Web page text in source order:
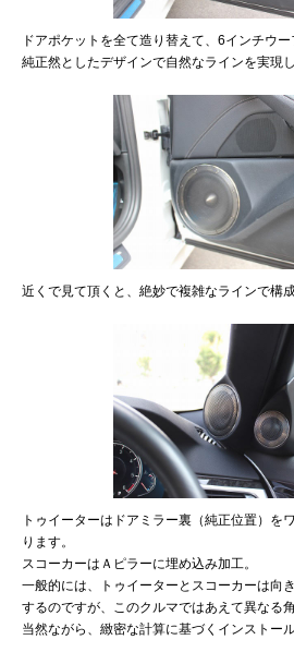
ドアポケットを全て造り替えて、6インチウー
純正然としたデザインで自然なラインを実現し
近くで見て頂くと、絶妙で複雑なラインで構
トゥイーターはドアミラー裏（純正位置）を
ります。
スコーカーはＡピラーに埋め込み加工。
一般的には、トゥイーターとスコーカーは向
するのですが、このクルマではあえて異なる
当然ながら、緻密な計算に基づくインストール